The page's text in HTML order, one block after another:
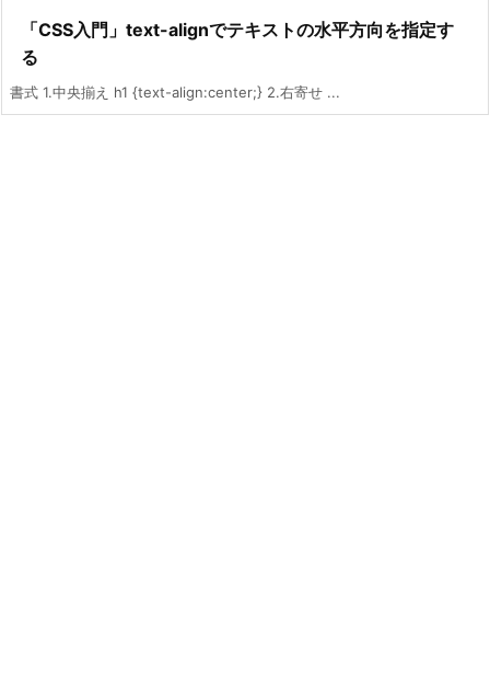
「CSS入門」text-alignでテキストの水平方向を指定す
る
書式 1.中央揃え h1 {text-align:center;} 2.右寄せ ...